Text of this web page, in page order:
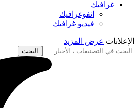
غرافيك
انفوغرافيك
فيديو غرافيك
الإعلانات عرض المزيد